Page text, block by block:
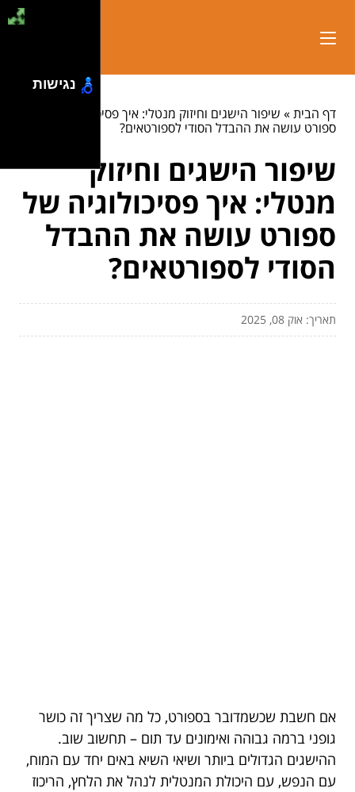
דף הבית» שיפור הישגים וחיזוק מנטלי: איך פסיכולוגיה של
ספורט עושה את ההבדל הסודי לספורטאים?
שיפור הישגים וחיזוק
מנטלי: איך פסיכולוגיה של
ספורט עושה את ההבדל
הסודי לספורטאים?
תאריך: אוק 08, 2025
אם חשבת שכשמדובר בספורט, כל מה שצריך זה כושר
גופני ברמה גבוהה ואימונים עד תום – תחשוב שוב.
ההישגים הגדולים ביותר ושיאי השיא באים יחד עם המוח,
עם הנפש, עם היכולת המנטלית לנהל את הלחץ, הריכוז
נגישות